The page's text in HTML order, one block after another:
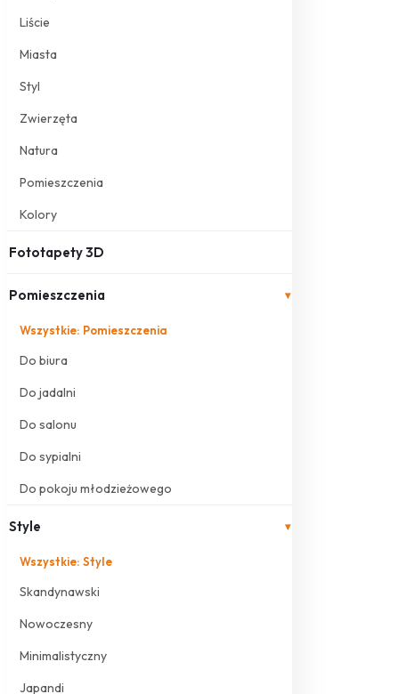
Liście
Miasta
Styl
Zwierzęta
Natura
Pomieszczenia
Kolory
Fototapety 3D
Pomieszczenia ▾
Wszystkie: Pomieszczenia
Do biura
Do jadalni
Do salonu
Do sypialni
Do pokoju młodzieżowego
Style ▾
Wszystkie: Style
Skandynawski
Nowoczesny
Minimalistyczny
Japandi